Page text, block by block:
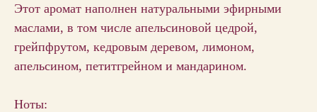
Этот аромат наполнен натуральными эфирными
маслами, в том числе апельсиновой цедрой,
грейпфрутом, кедровым деревом, лимоном,
апельсином, петитгрейном и мандарином.
Ноты: